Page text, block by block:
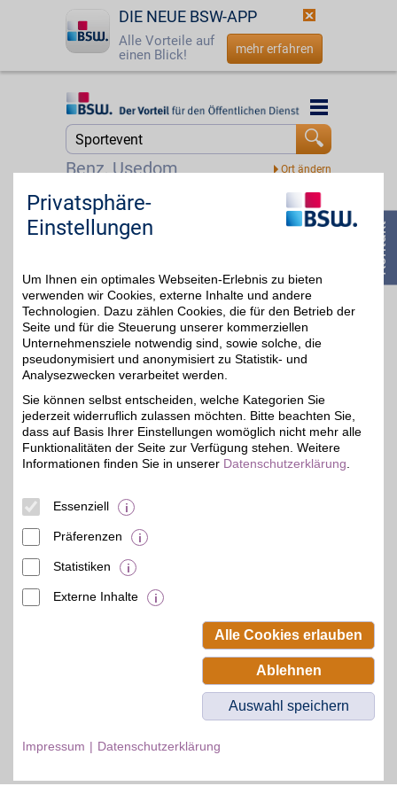
DIE NEUE BSW-APP
Alle Vorteile auf
einen Blick!
mehr erfahren
Startseite
Jetzt BSW-Mitglied werden
☎ 0800 - 279 25 82
Benz, Usedom
Startseite
Reservix DE Gutschein
7%
Adticket DE Gutschein
Zum Partnerprofil
© BSW Verbraucher-Service
Privatsphäre-
Einstellungen
Um Ihnen ein optimales Webseiten-Erlebnis zu bieten
verwenden wir Cookies, externe Inhalte und andere
Technologien. Dazu zählen Cookies, die für den Betrieb der
Seite und für die Steuerung unserer kommerziellen
Unternehmensziele notwendig sind, sowie solche, die
pseudonymisiert und anonymisiert zu Statistik- und
Analysezwecken verarbeitet werden.
Sie können selbst entscheiden, welche Kategorien Sie
jederzeit widerruflich zulassen möchten. Bitte beachten Sie,
dass auf Basis Ihrer Einstellungen womöglich nicht mehr alle
Funktionalitäten der Seite zur Verfügung stehen. Weitere
Informationen finden Sie in unserer Datenschutzerklärung
Essenziell
Präferenzen
Statistiken
Externe Inhalte
Alle Cookies erlauben
Ablehnen
Auswahl speichern
Impressum Datenschutzerklärung